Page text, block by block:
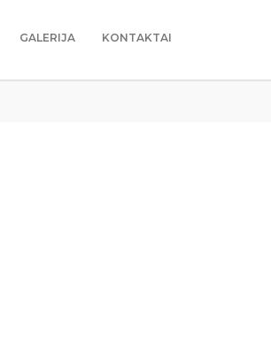
GALERIJA KONTAKTAI